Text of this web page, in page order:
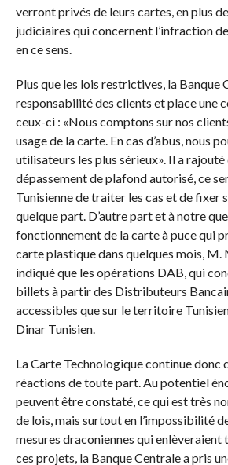
verront privés de leurs cartes, en plus
judiciaires qui concernent l’infraction
en ce sens.
Plus que les lois restrictives, la Banque
responsabilité des clients et place une
ceux-ci : «Nous comptons sur nos
usage de la carte. En cas d’abus, nous
utilisateurs les plus sérieux». Il a rajouté
dépassement de plafond autorisé, ce
Tunisienne de traiter les cas et de fixer
quelque part. D’autre part et à notre
fonctionnement de la carte à puce qui
carte plastique dans quelques mois, M.
indiqué que les opérations DAB, qui
billets à partir des Distributeurs
accessibles que sur le territoire
Dinar Tunisien.
La Carte Technologique continue donc
réactions de toute part. Au potentiel
peuvent être constaté, ce qui est très
de lois, mais surtout en l’impossibilité
mesures draconiennes qui enlèveraient
ces projets, la Banque Centrale a pris